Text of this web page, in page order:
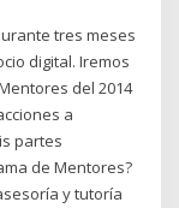
tres meses
digital. Iremos
del 2014
a
partes
de Mentores?
y tutoría